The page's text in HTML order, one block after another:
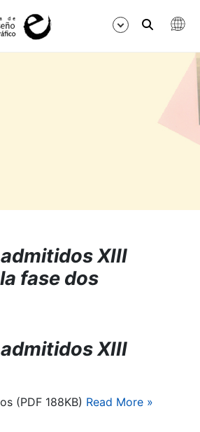
XIII
fase dos
XIII
(PDF 188KB) Read More »